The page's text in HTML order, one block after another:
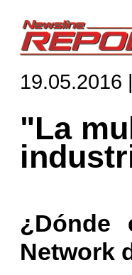
19.05.2016
"La
¿Dónde
Network